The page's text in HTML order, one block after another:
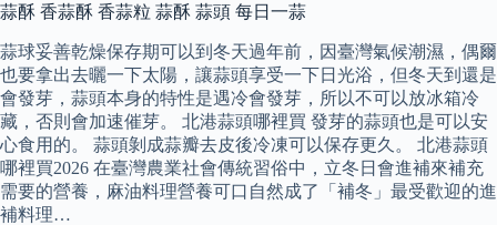
蒜酥 香蒜酥 香蒜粒 蒜酥 蒜頭 每日一蒜
蒜球妥善乾燥保存期可以到冬天過年前，因臺灣氣候潮濕，偶爾
也要拿出去曬一下太陽，讓蒜頭享受一下日光浴，但冬天到還是
會發芽，蒜頭本身的特性是遇冷會發芽，所以不可以放冰箱冷
藏，否則會加速催芽。 北港蒜頭哪裡買 發芽的蒜頭也是可以安
心食用的。 蒜頭剝成蒜瓣去皮後冷凍可以保存更久。 北港蒜頭
哪裡買2026 在臺灣農業社會傳統習俗中，立冬日會進補來補充
需要的營養，麻油料理營養可口自然成了「補冬」最受歡迎的進
補料理…